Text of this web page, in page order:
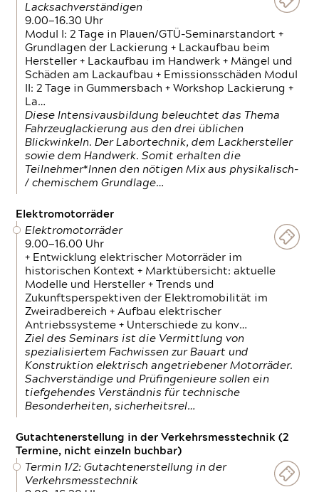
Lacksachverständigen
9.00—16.30 Uhr
Modul I: 2 Tage in Plauen/GTÜ-Seminarstandort +
Grundlagen der Lackierung + Lackaufbau beim
Hersteller + Lackaufbau im Handwerk + Mängel und
Schäden am Lackaufbau + Emissionsschäden Modul
II: 2 Tage in Gummersbach + Workshop Lackierung +
La…
Diese Intensivausbildung beleuchtet das Thema
Fahrzeuglackierung aus den drei üblichen
Blickwinkeln. Der Labortechnik, dem Lackhersteller
sowie dem Handwerk. Somit erhalten die
Teilnehmer*Innen den nötigen Mix aus physikalisch-
/ chemischem Grundlage…
Elektromotorräder
Elektromotorräder
9.00—16.00 Uhr
+ Entwicklung elektrischer Motorräder im
historischen Kontext + Marktübersicht: aktuelle
Modelle und Hersteller + Trends und
Zukunftsperspektiven der Elektromobilität im
Zweiradbereich + Aufbau elektrischer
Antriebssysteme + Unterschiede zu konv…
Ziel des Seminars ist die Vermittlung von
spezialisiertem Fachwissen zur Bauart und
Konstruktion elektrisch angetriebener Motorräder.
Sachverständige und Prüfingenieure sollen ein
tiefgehendes Verständnis für technische
Besonderheiten, sicherheitsrel…
Gutachtenerstellung in der Verkehrsmesstechnik (2
Termine, nicht einzeln buchbar)
Termin 1/2: Gutachtenerstellung in der
Verkehrsmesstechnik